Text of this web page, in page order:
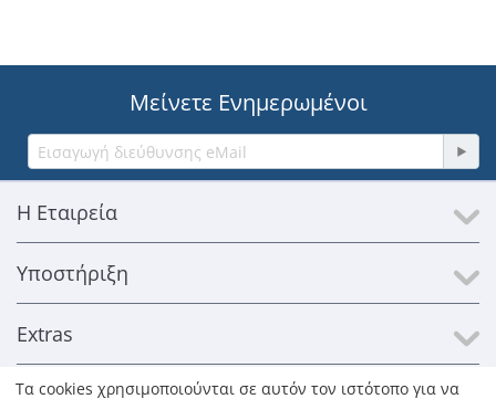
Μείνετε Ενημερωμένοι
Η Εταιρεία
Υποστήριξη
Extras
Τα cookies χρησιμοποιούνται σε αυτόν τον ιστότοπο για να